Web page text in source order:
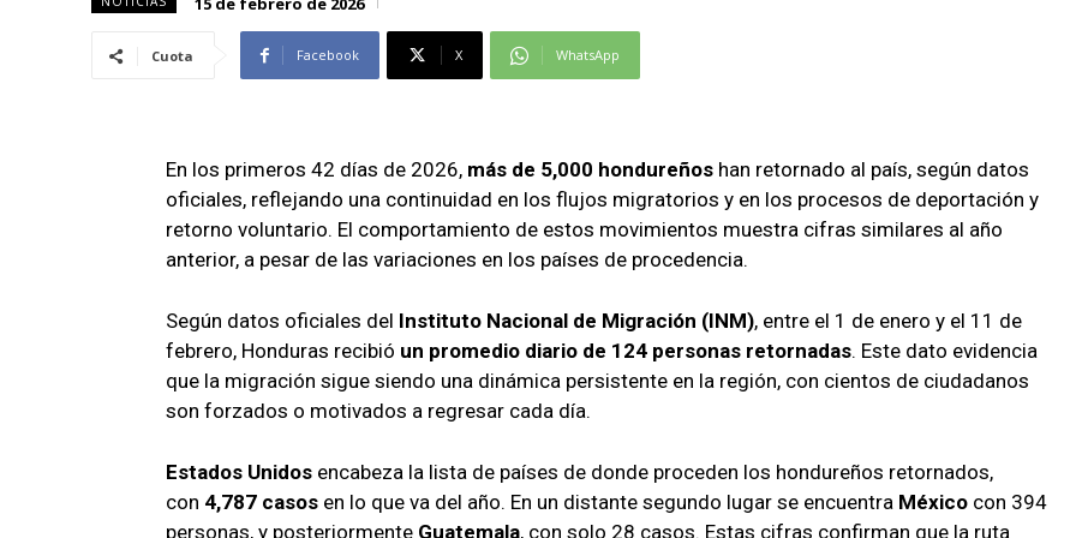
Alianza Patriotica
Libertad y Refundación
Frente Amplio
Noticias
Contáctenos
Alianza Patriotica
Libertad y Refundación
Frente Amplio
Noticias
Contáctenos
Cuota Facebook X WhatsApp
En los primeros 42 días de 2026, más de 5,000 hondureños han retornado al país, según datos
oficiales, reflejando una continuidad en los flujos migratorios y en los procesos de deportación y
retorno voluntario. El comportamiento de estos movimientos muestra cifras similares al año
anterior, a pesar de las variaciones en los países de procedencia.
Según datos oficiales del Instituto Nacional de Migración (INM), entre el 1 de enero y el 11 de
febrero, Honduras recibió un promedio diario de 124 personas retornadas. Este dato evidencia
que la migración sigue siendo una dinámica persistente en la región, con cientos de ciudadanos
son forzados o motivados a regresar cada día.
Estados Unidos encabeza la lista de países de donde proceden los hondureños retornados,
con 4,787 casos en lo que va del año. En un distante segundo lugar se encuentra México con 394
personas, y posteriormente Guatemala, con solo 28 casos. Estas cifras confirman que la ruta